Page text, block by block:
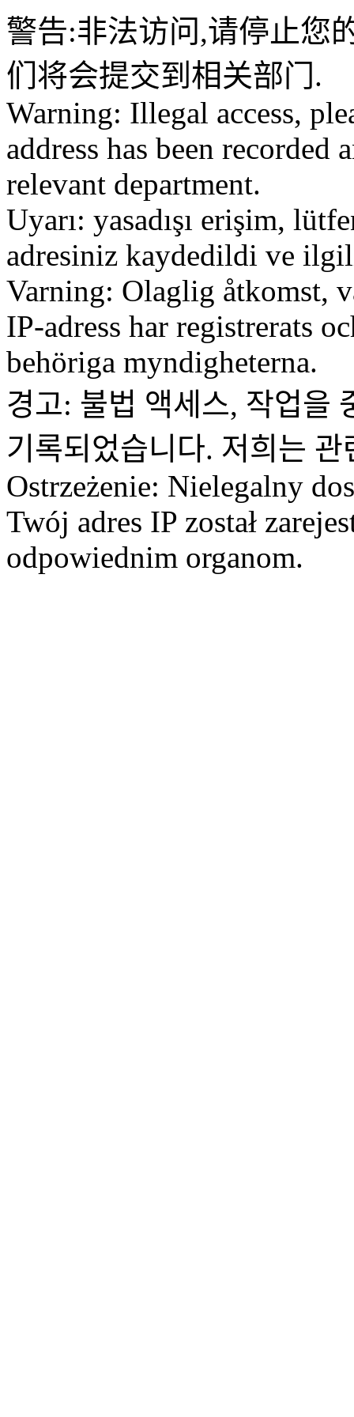
警告:非法访问,请停止您
们将会提交到相关部门.
Warning: Illegal access,
address has been
relevant department.
Uyarı: yasadışı erişim,
adresiniz kaydedildi ve
Varning: Olaglig åtkomst,
IP-adress har registrerats
behöriga myndigheterna.
경고: 불법 액세스, 작업을
기록되었습니다. 저희는
Ostrzeżenie: Nielegalny
Twój adres IP został
odpowiednim organom.